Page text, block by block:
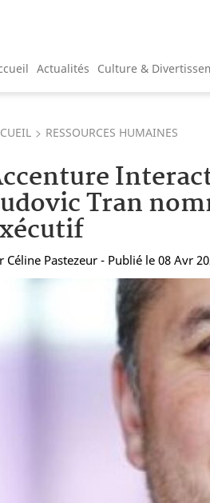
Actualités Culture &
RESSOURCES HUMAINES
Tran
Céline Pastezeur - Publié le 08 Avr